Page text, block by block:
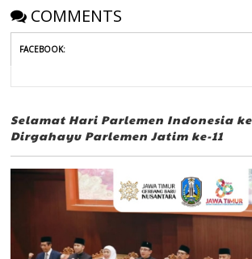
COMMENTS
FACEBOOK:
Selamat Hari Parlemen Indonesia
Dirgahayu Parlemen Jatim ke-11